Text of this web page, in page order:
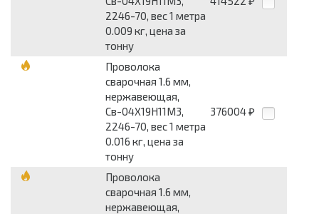
2246-70, вес 1 метра
0.009 кг, цена за
тонну
Проволока
сварочная 1.6 мм,
нержавеющая,
Св-04Х19Н11М3,
2246-70, вес 1 метра
0.016 кг, цена за
тонну
376004 ₽
Проволока
сварочная 1.6 мм,
нержавеющая,